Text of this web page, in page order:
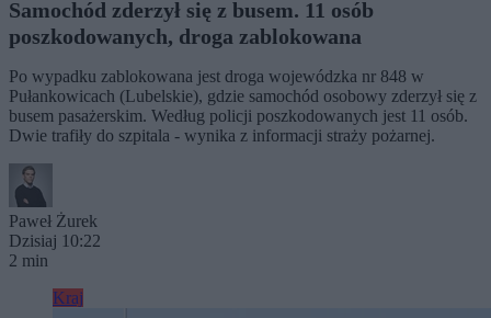
Samochód zderzył się z busem. 11 osób
poszkodowanych, droga zablokowana
Po wypadku zablokowana jest droga wojewódzka nr 848 w
Pułankowicach (Lubelskie), gdzie samochód osobowy zderzył się z
busem pasażerskim. Według policji poszkodowanych jest 11 osób.
Dwie trafiły do szpitala - wynika z informacji straży pożarnej.
Paweł Żurek
Dzisiaj 10:22
2 min
Kraj